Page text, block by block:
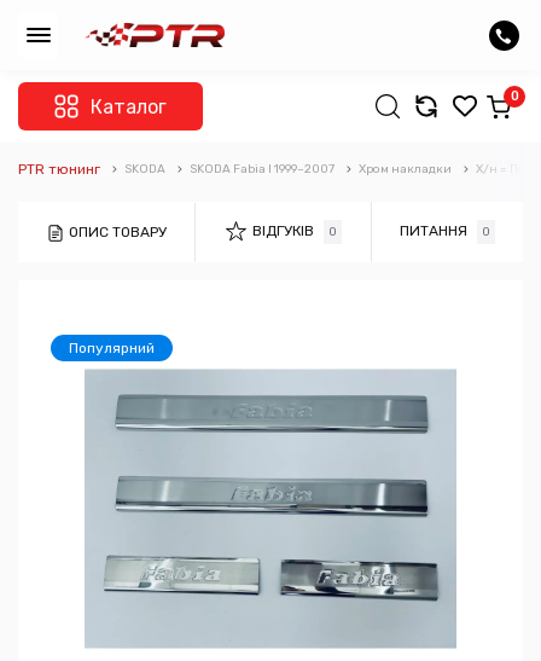
Каталог 0
PTR тюнинг SKODA SKODA Fabia I 1999–2007 Хром накладки Х/н =
ОПИС ТОВАРУ ВІДГУКІВ 0 ПИТАННЯ 0
Популярний